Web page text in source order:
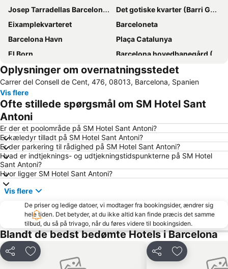
Josep Tarradellas Barcelona–El Prat Airport
Det gotiske kvarter (Barri Gòtic)
Eixamplekvarteret
Barceloneta
Barcelona Havn
Plaça Catalunya
El Born
Barcelona hovedbanegård (Sants)
Gràcia
Rambla de Catalunya
Del Born
Barceloneta
Sagrada Familia kirken
Den gamle by (Ciutat Vella)
El Poblenou
Sitgesstranden
Fira Barcelona messecenter
El Raval
Badalona Port
Bercelona Katedral
Plaça d'Espanya
Aire de Barcelona
Plaza Catalunya
Palau Sant Jordi
Barcelona universitet
Estadio Cornellà-El Prat
Estació de Plaça Catalunya
El Poble-sec
Diagonal Mar i el Front Marítim del Poblenou
Barcelona Shopping Line
Barrio de Les Corts
Rambla del Poblenou
Parc del Fórum
Oplysninger om overnatningsstedet
Carrer del Consell de Cent, 476, 08013, Barcelona, Spanien
Vis flere
Ofte stillede spørgsmål om SM Hotel Sant
Antoni
Er der et poolområde på SM Hotel Sant Antoni?
Er kæledyr tilladt på SM Hotel Sant Antoni?
Er der parkering til rådighed på SM Hotel Sant Antoni?
Hvad er indtjeknings- og udtjekningstidspunkterne på SM Hotel
Sant Antoni?
Hvor ligger SM Hotel Sant Antoni?
Vis flere
De priser og ledige datoer, vi modtager fra bookingsider, ændrer sig
hele tiden. Det betyder, at du ikke altid kan finde præcis det samme
tilbud, du så på trivago, når du føres videre til bookingsiden.
Blandt de bedst bedømte Hotels i Barcelona
Del Føj til favoritter Del Føj til